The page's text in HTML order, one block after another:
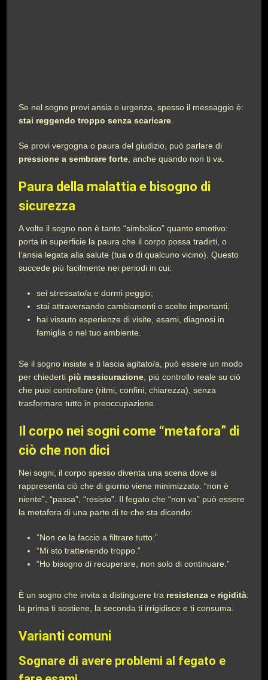
Se nel sogno provi ansia o urgenza, spesso il messaggio è:
stai reggendo troppo senza scaricare
Se provi vergogna o paura del giudizio, può parlare di
pressione a sembrare forte , anche quando non ti va.
Paura della malattia e bisogno di
sicurezza
A volte il sogno non è tanto “simbolico” quanto emotivo:
porta in superficie la paura che il corpo possa tradirti, o
l’ansia legata alla salute (tua o di qualcuno vicino). Questo
succede più facilmente nei periodi in cui:
sei stressato/a e dormi peggio;
stai attraversando cambiamenti o scelte importanti;
hai vissuto esperienze di visite, esami, diagnosi in
famiglia o nel tuo ambiente.
Se il sogno insiste e ti lascia agitato/a, può essere un modo
per chiederti più rassicurazione , più controllo reale su ciò
che puoi controllare (ritmi, confini, chiarezza), senza
trasformare tutto in preoccupazione.
Il corpo nei sogni come “metafora” di
ciò che non dici
Nei sogni, il corpo spesso diventa una scena dove si
rappresenta ciò che di giorno viene minimizzato: “non è
niente”, “passa”, “resisto”. Il fegato che “non va” può essere
la metafora di una parte di te che sta dicendo:
“Non ce la faccio a filtrare tutto.”
“Mi sto trattenendo troppo.”
“Ho bisogno di recuperare, non solo di continuare.”
È un sogno che invita a distinguere tra resistenza e rigidità:
la prima ti sostiene, la seconda ti irrigidisce e ti consuma.
Varianti comuni
Sognare di avere problemi al fegato e